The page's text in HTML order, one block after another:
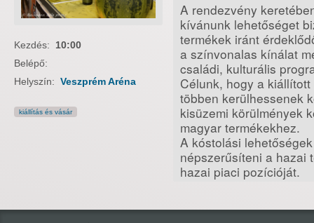
A rendezvény
kívánunk lehetőséget
termékek iránt
a színvonalas kínálat
családi, kulturális
Célunk, hogy a
többen kerülhessenek
kisüzemi körülmények
magyar termékekhez.
A kóstolási
népszerűsíteni a hazai
hazai piaci pozícióját.
Kezdés: 10:00
Belépő:
Helyszín: Veszprém Aréna
kiállítás és vásár